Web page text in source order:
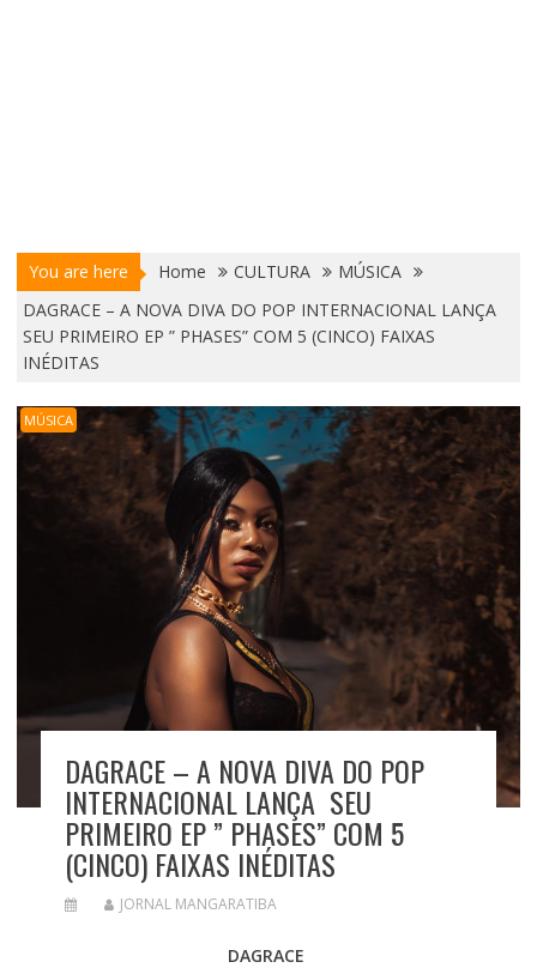
You are here Home CULTURA
MÚSICA
DAGRACE – A NOVA DIVA DO POP INTERNACIONAL LANÇA
SEU PRIMEIRO EP ” PHASES” COM 5 (CINCO) FAIXAS
INÉDITAS
MÚSICA
DAGRACE – A NOVA DIVA DO POP
INTERNACIONAL LANÇA SEU
PRIMEIRO EP ” PHASES” COM 5
(CINCO) FAIXAS INÉDITAS
JORNAL MANGARATIBA
DAGRACE